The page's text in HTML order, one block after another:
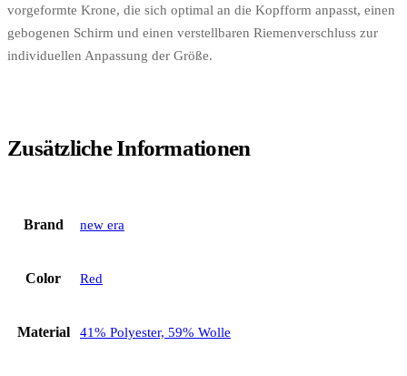
vorgeformte Krone, die sich optimal an die Kopfform anpasst, einen
gebogenen Schirm und einen verstellbaren Riemenverschluss zur
individuellen Anpassung der Größe.
Zusätzliche Informationen
Brand new era
Color Red
Material 41% Polyester, 59% Wolle